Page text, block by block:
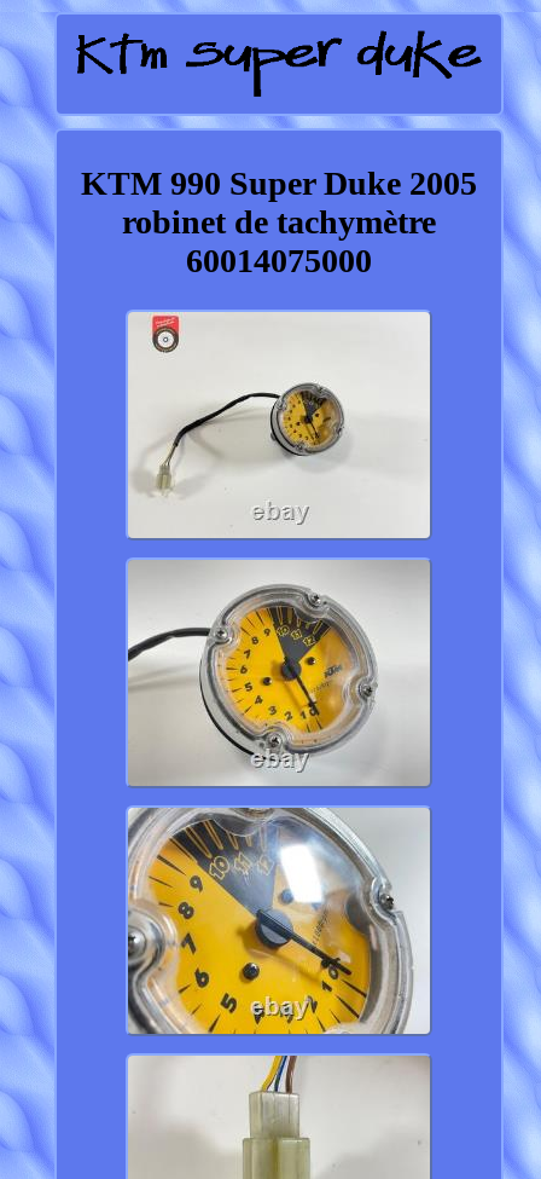
KTM 990 Super Duke 2005
robinet de tachymètre
60014075000